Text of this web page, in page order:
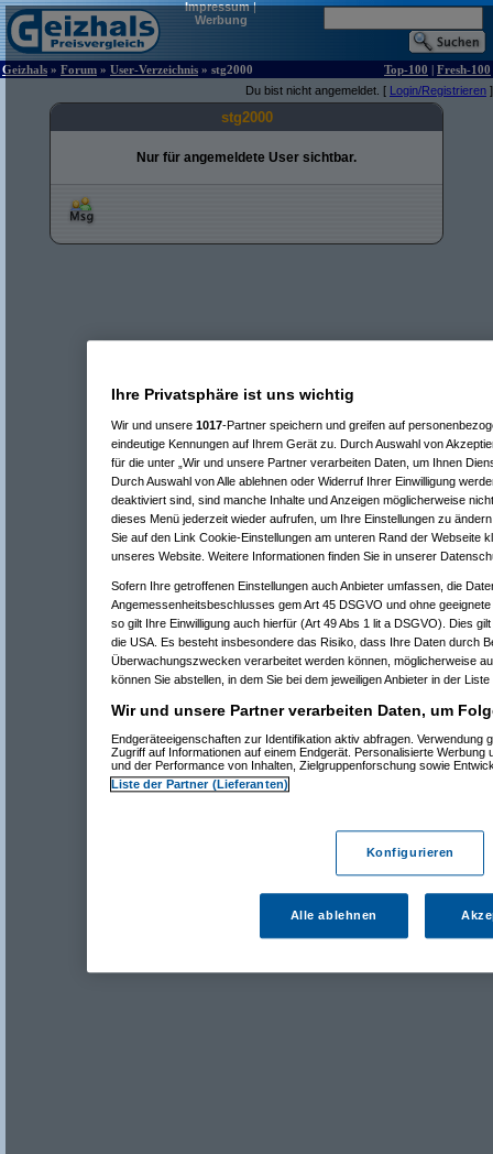
Impressum|
Werbung
Geizhals » Forum » User-Verzeichnis » stg2000 Top-100 | Fresh-100
Du bist nicht angemeldet. [ Login/Registrieren ]
stg2000
Nur für angemeldete User sichtbar.
Ihre Privatsphäre ist uns wichtig
Wir und unsere 1017-Partner speichern und greifen auf
eindeutige Kennungen auf Ihrem Gerät zu. Durch Auswahl von
für die unter „Wir und unsere Partner verarbeiten Daten, um Ihnen
Durch Auswahl von Alle ablehnen oder Widerruf Ihrer Einwilligung
deaktiviert sind, sind manche Inhalte und Anzeigen möglicherweise
dieses Menü jederzeit wieder aufrufen, um Ihre Einstellungen zu
Sie auf den Link Cookie-Einstellungen am unteren Rand der Webseite
unseres Website. Weitere Informationen finden Sie in unserer
Sofern Ihre getroffenen Einstellungen auch Anbieter umfassen, die
Angemessenheitsbeschlusses gem Art 45 DSGVO und ohne
so gilt Ihre Einwilligung auch hierfür (Art 49 Abs 1 lit a DSGVO). Dies
die USA. Es besteht insbesondere das Risiko, dass Ihre Daten durch
Überwachungszwecken verarbeitet werden können, möglicherweise
können Sie abstellen, in dem Sie bei dem jeweiligen Anbieter in der
Wir und unsere Partner verarbeiten Daten, um
Endgeräteeigenschaften zur Identifikation aktiv abfragen. Verwendung
Zugriff auf Informationen auf einem Endgerät. Personalisierte Werbung
und der Performance von Inhalten, Zielgruppenforschung sowie
Liste der Partner (Lieferanten)
Konfigurieren
Alle ablehnen